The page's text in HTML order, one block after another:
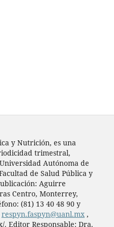
y Nutrición, es una
trimestral,
Autónoma de
de Salud Pública y
Aguirre
Centro, Monterrey,
(81) 13 40 48 90 y
respyn.faspyn@uanl.mx,
Editor Responsable: Dra.